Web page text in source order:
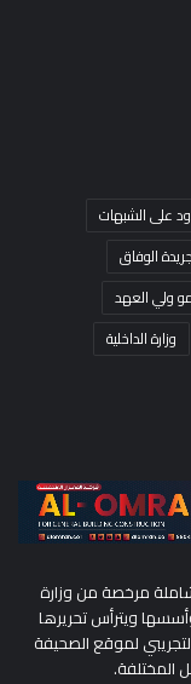
على الشبهات
جريدة الوفاق
ولي العهد
وزارة الداخلية
مرخصة من وزارة
ويترأس تحريرها
، وفي مايو 2024 بدأ البث التجريبي لموقع الصحيفة
المختلفة.